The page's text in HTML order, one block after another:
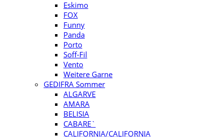
Eskimo
FOX
Funny
Panda
Porto
Soff-Fil
Vento
Weitere Garne
GEDIFRA Sommer
ALGARVE
AMARA
BELISIA
CABARE`
CALIFORNIA/CALIFORNIA